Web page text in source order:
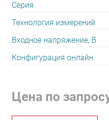
Серия
Технология измерений
Входное напряжение, В
Конфигурация онлайн
Цена по